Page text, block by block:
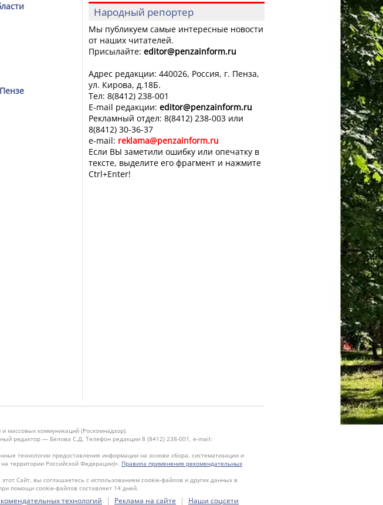
Народный репортер
Мы публикуем самые интересные новости
от наших читателей.
Присылайте: editor@penzainform.ru
Адрес редакции: 440026, Россия, г. Пенза,
ул. Кирова, д.18Б.
Тел: 8(8412) 238-001
E-mail редакции: editor@penzainform.ru
Рекламный отдел: 8(8412) 238-003 или
8(8412) 30-36-37
e-mail: reklama@penzainform.ru
Если ВЫ заметили ошибку или опечатку в
тексте, выделите его фрагмент и нажмите
Ctrl+Enter!
массовых коммуникаций (Роскомнадзор).
редактор — Белова С.Д. Телефон редакции 8 (8412) 238-001, e-mail:
технологии предоставления информации на основе сбора, систематизации и
территории Российской Федерации)». Правила применения рекомендательных
Сайт, вы соглашаетесь с использованием cookie-файлов и других данных в
помощи cookie-файлов составляет 14 дней.
технологий | Реклама на сайте | Наши соцсети